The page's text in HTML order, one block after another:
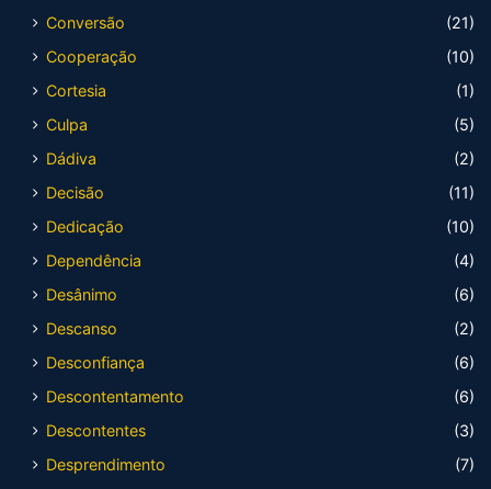
Conversão
(21)
Cooperação
(10)
Cortesia
(1)
Culpa
(5)
Dádiva
(2)
Decisão
(11)
Dedicação
(10)
Dependência
(4)
Desânimo
(6)
Descanso
(2)
Desconfiança
(6)
Descontentamento
(6)
Descontentes
(3)
Desprendimento
(7)